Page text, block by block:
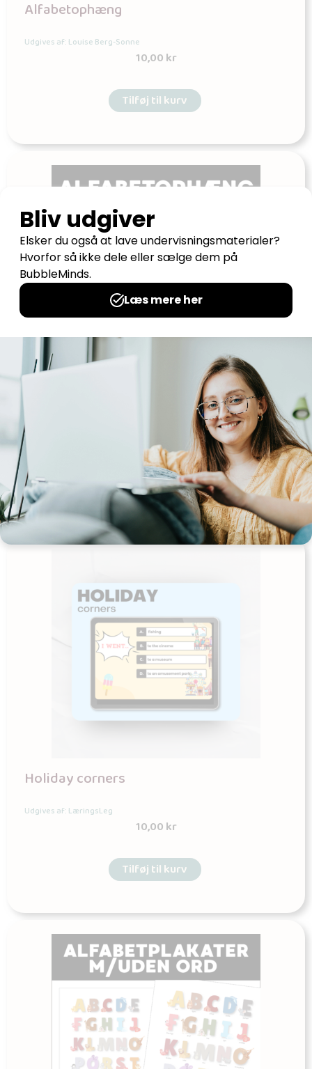
Alfabetophæng
Udgives af: Louise Berg-Sonne
10,00kr
Tilføj til kurv
Udgives af: Louise Berg-Sonne
10,00
Tilføj til kurv
Holiday corners
Udgives af: LæringsLeg
10,00kr
Tilføj til kurv